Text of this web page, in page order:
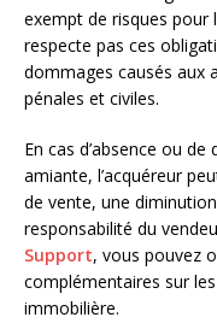
exempt de risques pour
respecte pas ces
dommages causés aux
pénales et civiles.
En cas d’absence ou
amiante, l’acquéreur
de vente, une
responsabilité du
Support, vous pouvez
complémentaires sur
immobilière.